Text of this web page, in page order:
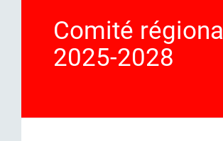
Comité régional
2025-2028